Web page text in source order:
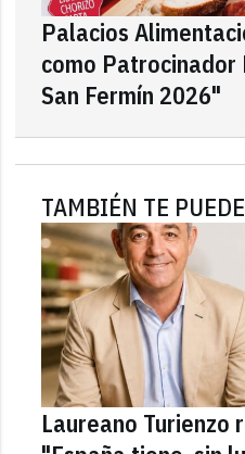
Palacios
como Patrocinador
San Fermín 2026"
TAMBIÉN TE
Laureano Turienzo